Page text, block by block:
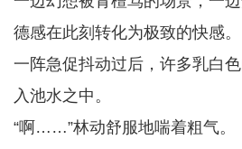
德感在此刻转化为极致的快感。
一阵急促抖动过后，许多乳白
入池水之中。
“啊……”林动舒服地喘着粗气。